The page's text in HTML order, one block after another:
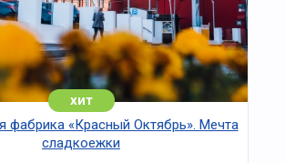
хит
фабрика «Красный Октябрь». Мечта
сладкоежки